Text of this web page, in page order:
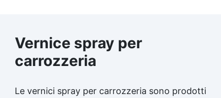
Vernice spray per
carrozzeria
Le vernici spray per carrozzeria sono prodotti